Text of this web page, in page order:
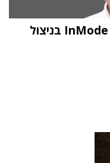
קרן Steel מאשימה את מנכ"ל InMode בניצול